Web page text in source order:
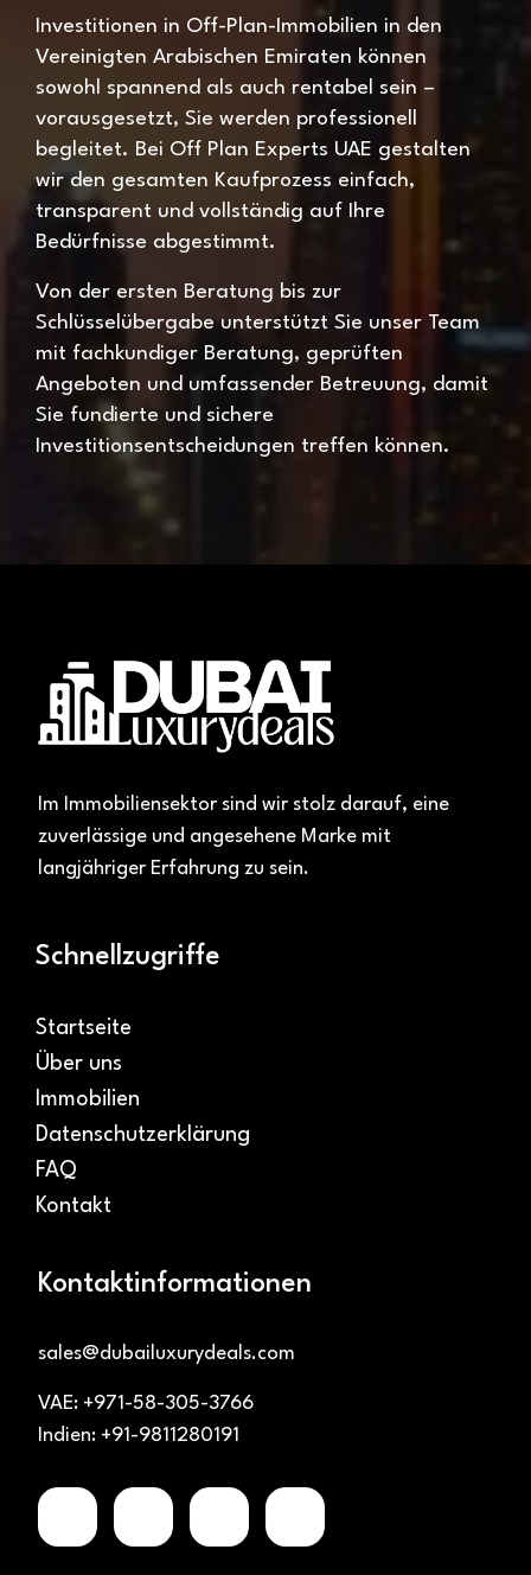
Investitionen in Off-Plan-Immobilien in den
Vereinigten Arabischen Emiraten können
sowohl spannend als auch rentabel sein –
vorausgesetzt, Sie werden professionell
begleitet. Bei Off Plan Experts UAE gestalten
wir den gesamten Kaufprozess einfach,
transparent und vollständig auf Ihre
Bedürfnisse abgestimmt.
Von der ersten Beratung bis zur
Schlüsselübergabe unterstützt Sie unser Team
mit fachkundiger Beratung, geprüften
Angeboten und umfassender Betreuung, damit
Sie fundierte und sichere
Investitionsentscheidungen treffen können.
Im Immobiliensektor sind wir stolz darauf, eine
zuverlässige und angesehene Marke mit
langjähriger Erfahrung zu sein.
Schnellzugriffe
Startseite
Über uns
Immobilien
Datenschutzerklärung
FAQ
Kontakt
Kontaktinformationen
sales@dubailuxurydeals.com
VAE: +971-58-305-3766
Indien: +91-9811280191